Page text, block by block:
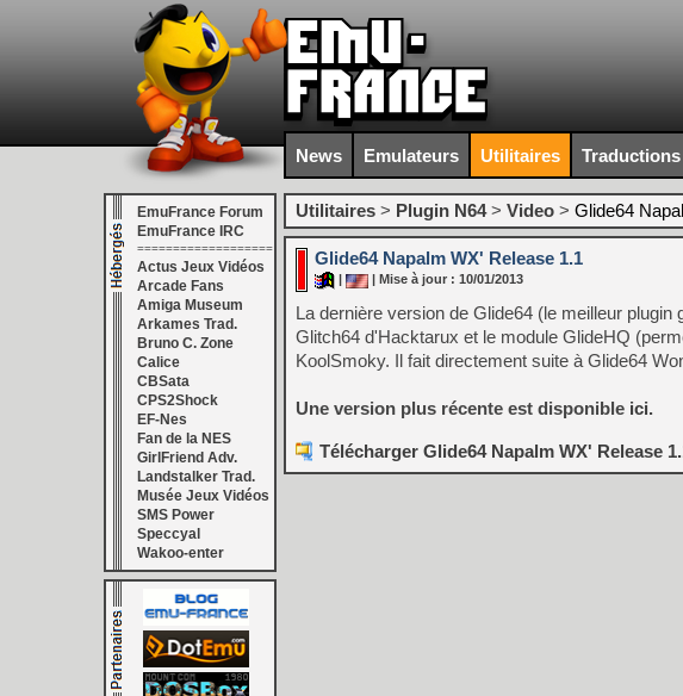
News Emulateurs Utilitaires Traductions
EmuFrance Forum
EmuFrance IRC
===================
Actus Jeux Vidéos
Arcade Fans
Amiga Museum
Arkames Trad.
Bruno C. Zone
Calice
CBSata
CPS2Shock
EF-Nes
Fan de la NES
GirlFriend Adv.
Landstalker Trad.
Musée Jeux Vidéos
SMS Power
Speccyal
Wakoo-enter
Utilitaires > Plugin N64> Video > Glide64
Glide64 Napalm WX' Release 1.1
| Mise à jour : 10/01/2013
La dernière version de Glide64 (le meilleur
Glitch64 d'Hacktarux et le module GlideHQ
KoolSmoky. Il fait directement suite à Glide64
Une version plus récente est disponible ici.
Télécharger Glide64 Napalm WX' Release